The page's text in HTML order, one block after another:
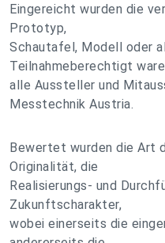
Eingereicht wurden die
Prototyp,
Schautafel, Modell oder
Teilnahmeberechtigt
alle Aussteller und
Messtechnik Austria.
Bewertet wurden die Art
Originalität, die
Realisierungs- und
Zukunftscharakter,
wobei einerseits die